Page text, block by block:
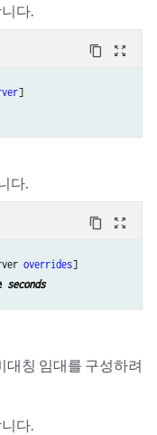
다.
content_copy zoom_out_map
]
다.
content_copy zoom_out_map
overrides]
seconds
대칭 임대를 구성하려
다.